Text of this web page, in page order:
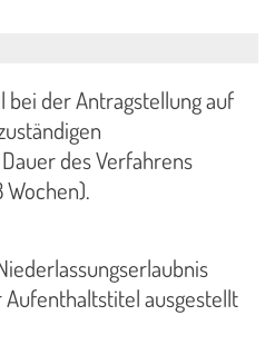
bei der Antragstellung auf
des Verfahrens
ausgestellt